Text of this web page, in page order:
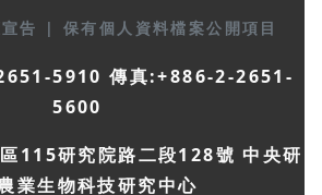
告 | 保有個人資料檔案公開項目
5910 傳真:+886-2-2651-
5600
115研究院路二段128號 中央研
業生物科技研究中心